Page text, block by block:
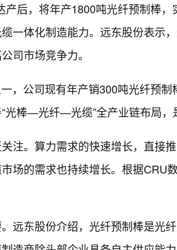
后，将年产1800吨光纤预制棒
一体化制造能力。远东股份表示
司市场竞争力。
，公司现有年产销300吨光纤预
棒—光纤—光缆”全产业链布局，
注。算力需求的快速增长，直接
场的需求也持续增长。根据CRU
远东股份介绍，光纤预制棒是光纤